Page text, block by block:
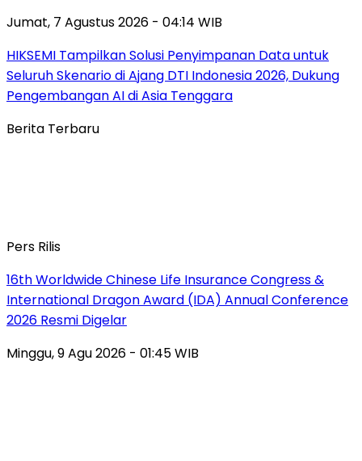
Jumat, 7 Agustus 2026 - 04:14 WIB
HIKSEMI Tampilkan Solusi Penyimpanan Data untuk
Seluruh Skenario di Ajang DTI Indonesia 2026, Dukung
Pengembangan AI di Asia Tenggara
Berita Terbaru
Pers Rilis
16th Worldwide Chinese Life Insurance Congress &
International Dragon Award (IDA) Annual Conference
2026 Resmi Digelar
Minggu, 9 Agu 2026 - 01:45 WIB